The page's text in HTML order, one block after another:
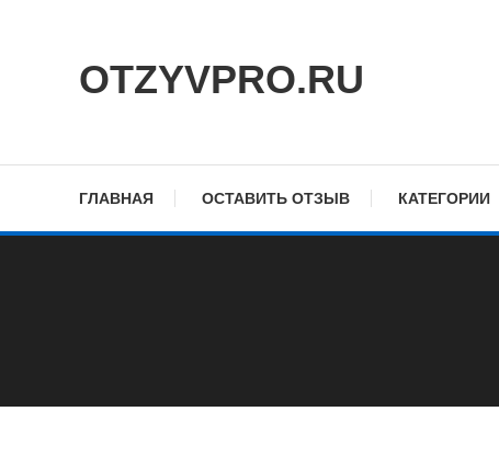
OTZYVPRO.RU
ГЛАВНАЯ ОСТАВИТЬ ОТЗЫВ КАТЕГОРИИ